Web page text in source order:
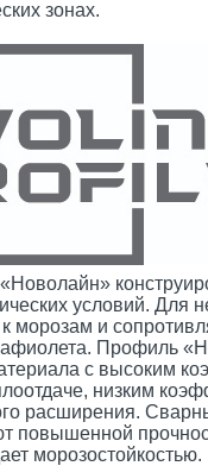
зонах.
условий. Для
к морозам и
Профиль
с высоким
низким
расширения.
повышенной
морозостойкостью.